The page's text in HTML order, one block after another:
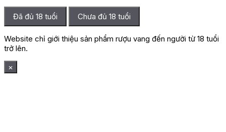
Đã đủ 18 tuổi Chưa đủ 18 tuổi
Website chỉ giới thiệu sản phẩm rượu vang đến người từ 18 tuổi
trở lên.
×